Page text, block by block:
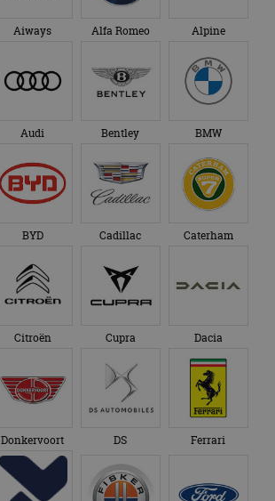
Aiways Alfa Romeo Alpine
Audi Bentley BMW
BYD Cadillac Caterham
Citroën Cupra Dacia
Donkervoort DS Ferrari